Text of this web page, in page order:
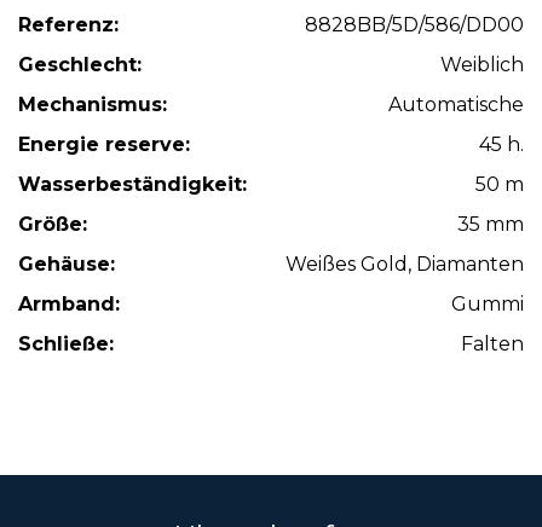
Referenz:
8828BB/5D/586/DD00
Geschlecht:
Weiblich
Mechanismus:
Automatische
Energie reserve:
45 h.
Wasserbeständigkeit:
50 m
Größe:
35 mm
Gehäuse:
Weißes Gold, Diamanten
Armband:
Gummi
Schließe:
Falten